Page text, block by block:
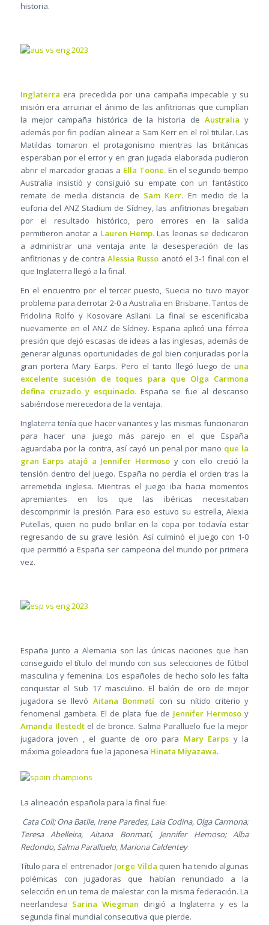
historia.
Inglaterra era precedida por una campaña impecable y su
misión era arruinar el ánimo de las anfitrionas que cumplían
la mejor campaña histórica de la historia deAustralia y
además por fin podían alinear a Sam Kerr en el rol titular. Las
Matildas tomaron el protagonismo mientras las británicas
esperaban por el error y en gran jugada elaborada pudieron
abrir el marcador gracias a Ella Toone. En el segundo tiempo
Australia insistió y consiguió su empate con un fantástico
remate de media distancia de Sam Kerr. En medio de la
euforia del ANZ Stadium de Sídney, las anfitrionas bregaban
por el resultado histórico, pero errores en la salida
permitieron anotar a Lauren Hemp. Las leonas se dedicaron
a administrar una ventaja ante la desesperación de las
anfitrionas y de contraAlessia Russo anotó el 3-1 final con el
que Inglaterra llegó a la final.
En el encuentro por el tercer puesto, Suecia no tuvo mayor
problema para derrotar 2-0 a Australia en Brisbane. Tantos de
Fridolina Rolfo y Kosovare Asllani. La final se escenificaba
nuevamente en el ANZ de Sídney. España aplicó una férrea
presión que dejó escasas de ideas a las inglesas, además de
generar algunas oportunidades de gol bien conjuradas por la
gran portera Mary Earps. Pero el tanto llegó luego de una
excelente sucesión de toques para que Olga Carmona
defina cruzado y esquinado.España se fue al descanso
sabiéndose merecedora de la ventaja.
Inglaterra tenía que hacer variantes y las mismas funcionaron
para hacer una juego más parejo en el que España
aguardaba por la contra, así cayó un penal por mano que la
gran Earps atajó a Jennifer Hermoso y con ello creció la
tensión dentro del juego. España no perdía el orden tras la
arremetida inglesa. Mientras el juego iba hacia momentos
apremiantes en los que las ibéricas necesitaban
descomprimir la presión. Para eso estuvo su estrella, Alexia
Putellas, quien no pudo brillar en la copa por todavía estar
regresando de su grave lesión. Así culminó el juego con 1-0
que permitió a España ser campeona del mundo por primera
vez.
España junto a Alemania son las únicas naciones que han
conseguido el título del mundo con sus selecciones de fútbol
masculina y femenina. Los españoles de hecho solo les falta
conquistar el Sub 17 masculino. El balón de oro de mejor
jugadora se llevó Aitana Bonmatí con su nítido criterio y
fenomenal gambeta. El de plata fue de Jennifer Hermosoy
Amanda Ilestedtel de bronce. Salma Paralluelo fue la mejor
jugadora joven , el guante de oro para Mary Earps y la
máxima goleadora fue la japonesa Hinata Miyazawa.
La alineación española para la final fue:
Cata Coll; Ona Batlle, Irene Paredes, Laia Codina, Olga Carmona;
Teresa Abelleira, Aitana Bonmatí, Jennifer Hemoso; Alba
Redondo, Salma Paralluelo, Mariona Caldentey
Título para el entrenador Jorge Vilda quien ha tenido algunas
polémicas con jugadoras que habían renunciado a la
selección en un tema de malestar con la misma federación. La
neerlandesa Sarina Wiegman dirigió a Inglaterra y es la
segunda final mundial consecutiva que pierde.